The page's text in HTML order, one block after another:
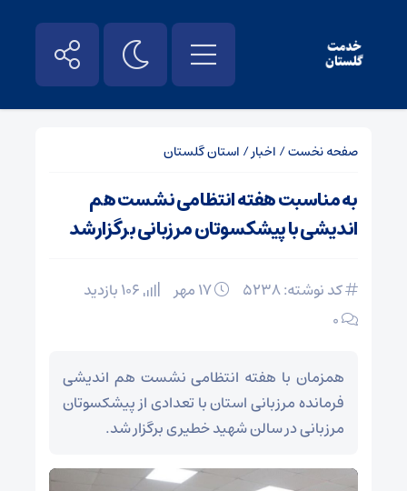
صفحه نخست/ اخبار/ استان گلستان
به مناسبت هفته انتظامی نشست هم
اندیشی با پیشکسوتان مرزبانی برگزارشد
کد نوشته: 5238
۰
همزمان با هفته انتظامی نشست هم اندیشی
فرمانده مرزبانی استان با تعدادی از پیشکسوتان
مرزبانی در سالن شهید خطیری برگزار شد.